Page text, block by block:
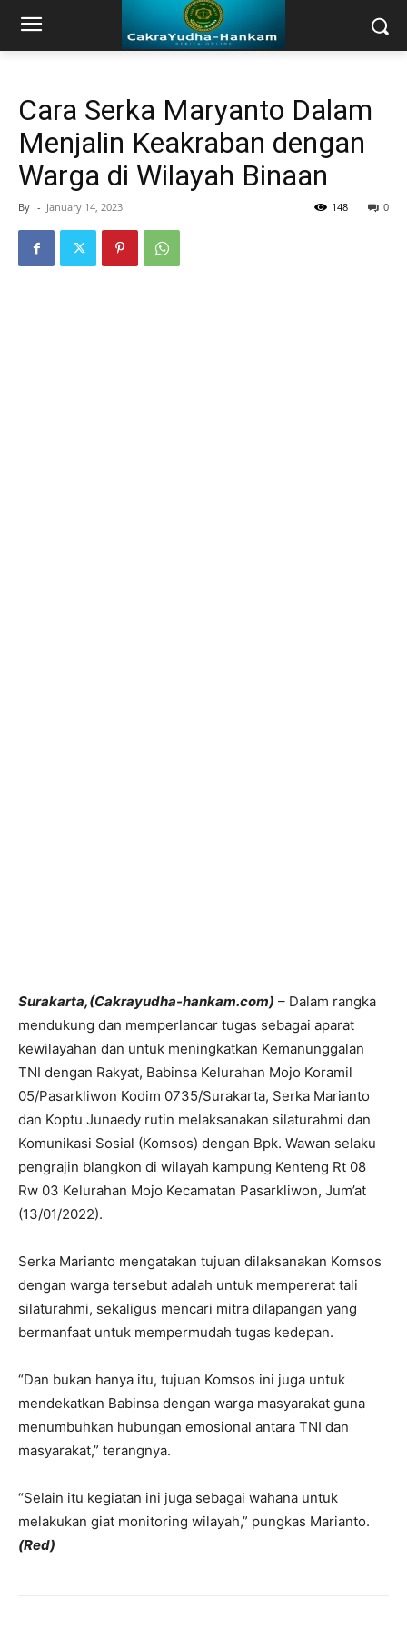
Cara Serka Maryanto Dalam
Menjalin Keakraban dengan
Warga di Wilayah Binaan
By - January 14, 2023 0
148
Surakarta,(Cakrayudha-hankam.com) – Dalam rangka
mendukung dan memperlancar tugas sebagai aparat
kewilayahan dan untuk meningkatkan Kemanunggalan
TNI dengan Rakyat, Babinsa Kelurahan Mojo Koramil
05/Pasarkliwon Kodim 0735/Surakarta, Serka Marianto
dan Koptu Junaedy rutin melaksanakan silaturahmi dan
Komunikasi Sosial (Komsos) dengan Bpk. Wawan selaku
pengrajin blangkon di wilayah kampung Kenteng Rt 08
Rw 03 Kelurahan Mojo Kecamatan Pasarkliwon, Jum’at
(13/01/2022).
Serka Marianto mengatakan tujuan dilaksanakan Komsos
dengan warga tersebut adalah untuk mempererat tali
silaturahmi, sekaligus mencari mitra dilapangan yang
bermanfaat untuk mempermudah tugas kedepan.
“Dan bukan hanya itu, tujuan Komsos ini juga untuk
mendekatkan Babinsa dengan warga masyarakat guna
menumbuhkan hubungan emosional antara TNI dan
masyarakat,” terangnya.
“Selain itu kegiatan ini juga sebagai wahana untuk
melakukan giat monitoring wilayah,” pungkas Marianto.
(Red)